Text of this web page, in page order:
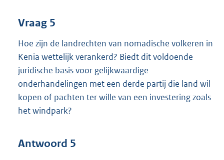
Vraag 5
Hoe zijn de landrechten van nomadische volkeren in
Kenia wettelijk verankerd? Biedt dit voldoende
juridische basis voor gelijkwaardige
onderhandelingen met een derde partij die land wil
kopen of pachten ter wille van een investering zoals
het windpark?
Antwoord 5